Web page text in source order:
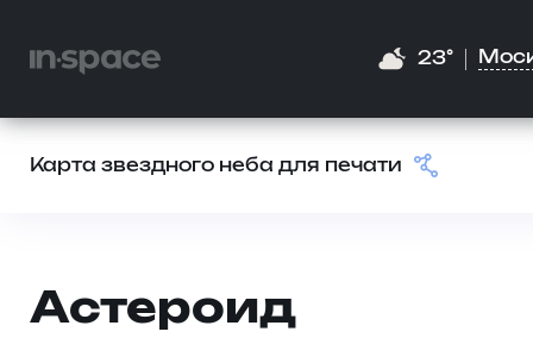
23°
Карта звездного неба для печати
Астероид